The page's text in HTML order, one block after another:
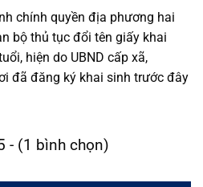
chính quyền địa phương hai
bộ thủ tục đổi tên giấy khai
hiện do UBND cấp xã,
đã đăng ký khai sinh trước đây
- (1 bình chọn)